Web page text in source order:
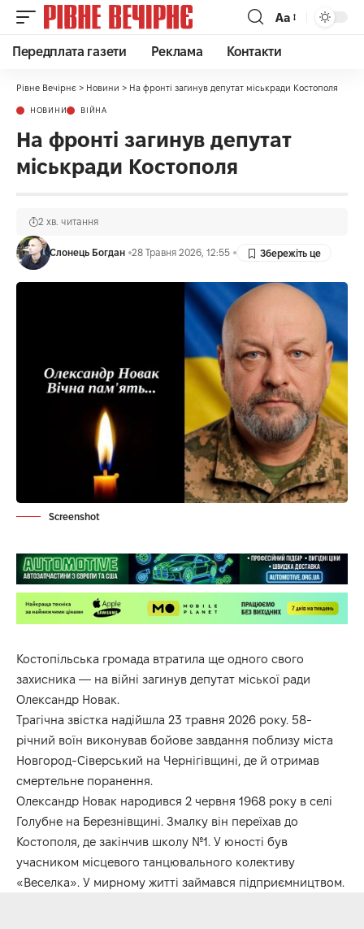
Аа
Передплата газети Реклама Контакти
Рівне Вечірнє > Новини > На фронті загинув депутат міськради Костополя
НОВИНИ ВІЙНА
На фронті загинув депутат
міськради Костополя
Слонець Богдан 28 Травня 2026, 12:55
2 хв. читання
Screenshot
Костопільська громада втратила ще одного свого
захисника — на війні загинув депутат міської ради
Олександр Новак.
Трагічна звістка надійшла 23 травня 2026 року. 58-
річний воїн виконував бойове завдання поблизу міста
Новгород-Сіверський на Чернігівщині, де й отримав
смертельне поранення.
Олександр Новак народився 2 червня 1968 року в селі
Голубне на Березнівщині. Змалку він переїхав до
Костополя, де закінчив школу №1. У юності був
учасником місцевого танцювального колективу
«Веселка». У мирному житті займався підприємництвом.